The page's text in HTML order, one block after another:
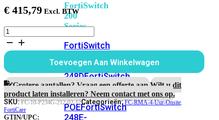
FortiSwitch
200
Series
FortiSwitch
FPOEFortiSwitch
248DFortiSwitch
224EFortiswitch
224E-
POEFortiSwitch
248E-
€ 415,79
FortiAP-
234G
jaar
4-
uur
Hardware
RMA
en
Onsite
Toevoegen Aan Winkelwagen
Grotere aantallen? Vraag een offerte aan.Wilt u dit
product laten installeren? Neem contact met ons op.
SKU:FC-10-P234G-212-02-12Categorieën:FC-RMA-4-Uur-Onsite,
FortiCare
GTIN/UPC: